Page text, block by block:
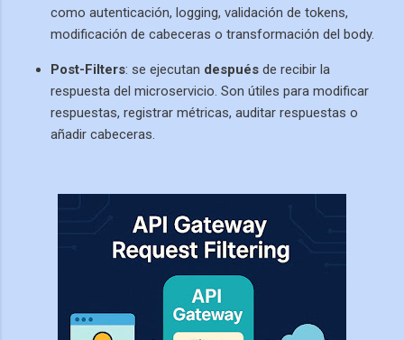
como autenticación, logging, validación de tokens,
modificación de cabeceras o transformación del body.
Post-Filters: se ejecutan después de recibir la
respuesta del microservicio. Son útiles para modificar
respuestas, registrar métricas, auditar respuestas o
añadir cabeceras.